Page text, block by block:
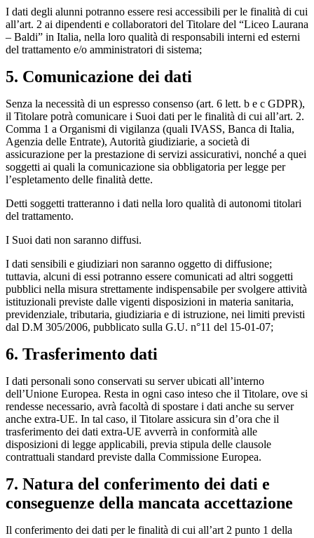
I dati degli alunni potranno essere resi accessibili per le finalità di cui
all’art. 2 ai dipendenti e collaboratori del Titolare del “Liceo Laurana
– Baldi” in Italia, nella loro qualità di responsabili interni ed esterni
del trattamento e/o amministratori di sistema;
5. Comunicazione dei dati
Senza la necessità di un espresso consenso (art. 6 lett. b e c GDPR),
il Titolare potrà comunicare i Suoi dati per le finalità di cui all’art. 2.
Comma 1 a Organismi di vigilanza (quali IVASS, Banca di Italia,
Agenzia delle Entrate), Autorità giudiziarie, a società di
assicurazione per la prestazione di servizi assicurativi, nonché a quei
soggetti ai quali la comunicazione sia obbligatoria per legge per
l’espletamento delle finalità dette.
Detti soggetti tratteranno i dati nella loro qualità di autonomi titolari
del trattamento.
I Suoi dati non saranno diffusi.
I dati sensibili e giudiziari non saranno oggetto di diffusione;
tuttavia, alcuni di essi potranno essere comunicati ad altri soggetti
pubblici nella misura strettamente indispensabile per svolgere attività
istituzionali previste dalle vigenti disposizioni in materia sanitaria,
previdenziale, tributaria, giudiziaria e di istruzione, nei limiti previsti
dal D.M 305/2006, pubblicato sulla G.U. n°11 del 15-01-07;
6. Trasferimento dati
I dati personali sono conservati su server ubicati all’interno
dell’Unione Europea. Resta in ogni caso inteso che il Titolare, ove si
rendesse necessario, avrà facoltà di spostare i dati anche su server
anche extra-UE. In tal caso, il Titolare assicura sin d’ora che il
trasferimento dei dati extra-UE avverrà in conformità alle
disposizioni di legge applicabili, previa stipula delle clausole
contrattuali standard previste dalla Commissione Europea.
7. Natura del conferimento dei dati e
conseguenze della mancata accettazione
Il conferimento dei dati per le finalità di cui all’art 2 punto 1 della